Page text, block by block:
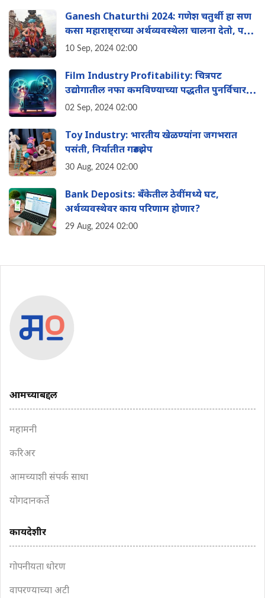
Ganesh Chaturthi 2024: गणेश चतुर्थी हा सण
कसा महाराष्ट्राच्या अर्थव्यवस्थेला चालना देतो, पहा
संपूर्ण माहिती
10 Sep, 2024 02:00
Film Industry Profitability: चित्रपट
उद्योगातील नफा कमविण्याच्या पद्धतीत पुनर्विचार
करण्याची वेळ आली आहे का? वाचा
02 Sep, 2024 02:00
Toy Industry: भारतीय खेळण्यांना जगभरात
पसंती, निर्यातीत गरूडझेप
30 Aug, 2024 02:00
Bank Deposits: बँकेतील ठेवींमध्ये घट,
अर्थव्यवस्थेवर काय परिणाम होणार?
29 Aug, 2024 02:00
आमच्याबद्दल
महामनी
करिअर
आमच्याशी संपर्क साधा
योगदानकर्ते
कायदेशीर
गोपनीयता धोरण
वापरण्याच्या अटी